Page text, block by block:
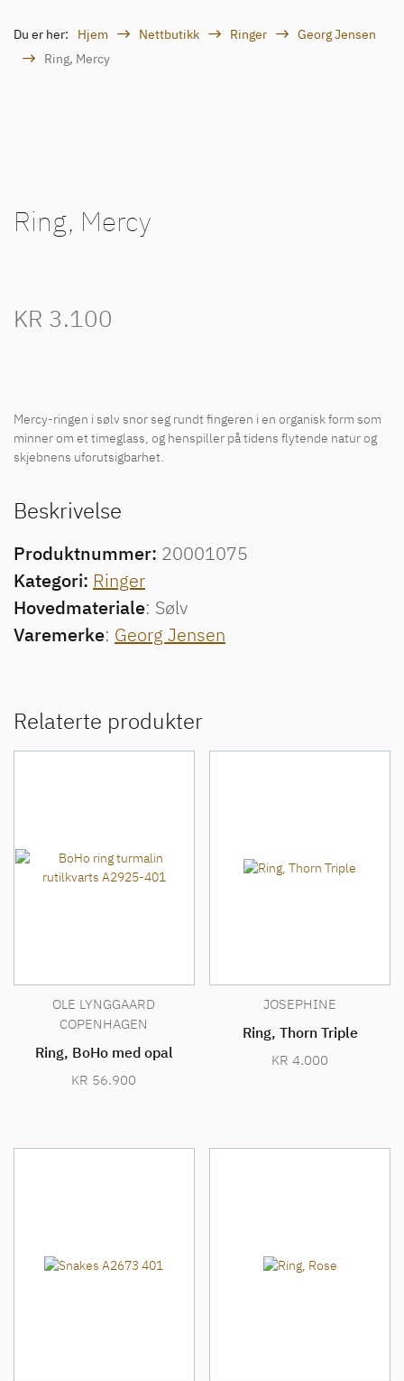
Du er her: Hjem Nettbutikk Ringer
Georg Jensen
Ring, Mercy
Ring, Mercy
KR 3.100
Mercy-ringen i sølv snor seg rundt fingeren i en organisk form som
minner om et timeglass, og henspiller på tidens flytende natur og
skjebnens uforutsigbarhet.
Beskrivelse
Produktnummer: 20001075
Kategori: Ringer
Hovedmateriale: Sølv
Varemerke: Georg Jensen
Relaterte produkter
OLE LYNGGAARD
COPENHAGEN
Ring, BoHo med opal
KR 56.900
JOSEPHINE
Ring, Thorn Triple
KR 4.000